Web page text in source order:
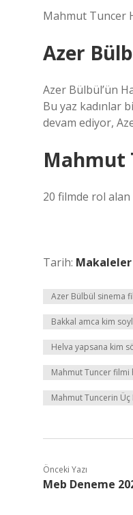
Mahmut Tuncer
Azer
Azer Bülbül’ün
Bu yaz kadınlar
devam ediyor,
Mahmut
20 filmde rol alan
Tarih: Makaleler
Azer Bülbül sinema
Bakkal amca kim
Helva yapsana kim
Mahmut Tuncer
Mahmut Tuncerin Üç
Önceki Yazı
Meb Deneme